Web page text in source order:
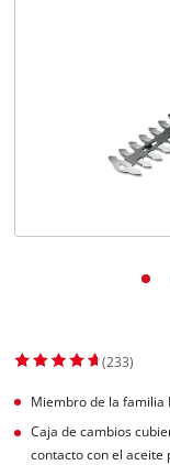
(233)
Miembro de la familia
Caja de cambios
contacto con el aceite